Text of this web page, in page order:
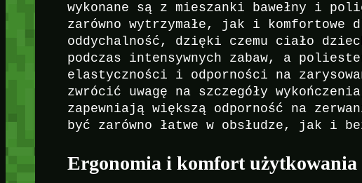
wykonane są z mieszanki bawełny i
zarówno wytrzymałe, jak i komfortowe
oddychalność, dzięki czemu ciało
podczas intensywnych zabaw, a
elastyczności i odporności na
zwrócić uwagę na szczegóły
zapewniają większą odporność na
być zarówno łatwe w obsłudze, jak i
Ergonomia i komfort użytkowania